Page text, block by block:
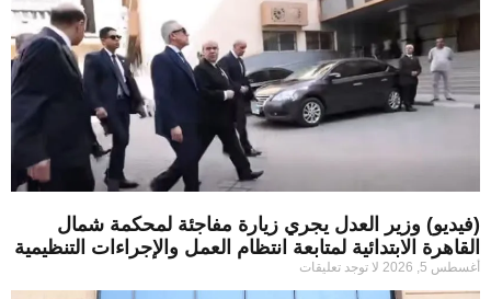
(فيديو) وزير العدل يجري زيارة مفاجئة لمحكمة شمال
القاهرة الابتدائية لمتابعة انتظام العمل والإجراءات التنظيمية
أغسطس 5, 2026 لا توجد تعليقات